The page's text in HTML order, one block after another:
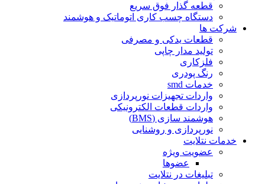
قطعه گذار فوق سریع
دستگاه چسب کاری اتوماتیک و هوشمند
شرکت ها
قطعات یدکی و مصرفی
تولید مدار چاپی
فلزکاری
رنگ پودری
خدمات smd
واردات تجهیزات نورپردازی
واردات قطعات الکترونیکی
هوشمند سازی (BMS)
نورپردازی و روشنایی
خدمات نتلایت
عضویت ویژه
عضوها
تبلیغات در نتلایت